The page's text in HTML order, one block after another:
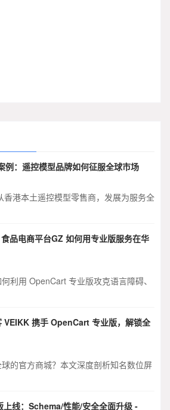
例：遥控模型品牌如何征服全球市场
港本土遥控模型零售商，发展为服务全
品电商平台GZ 如何用专业版服务在华
利用 OpenCart 专业版攻克语言障碍、
VEIKK 携手 OpenCart 专业版，解锁全
的官方商城？本文深度剖析知名数位屏
线：Schema/性能/安全全面升级 -